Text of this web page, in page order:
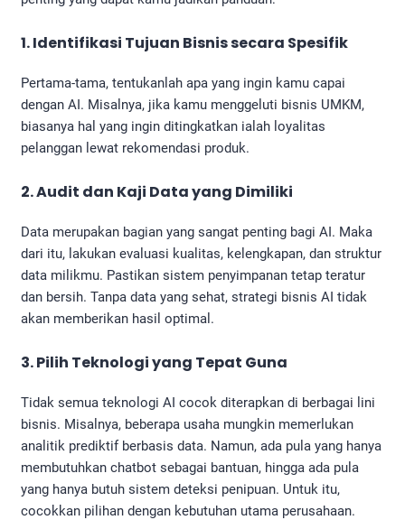
1. Identifikasi Tujuan Bisnis secara Spesifik
Pertama-tama, tentukanlah apa yang ingin kamu capai
dengan AI. Misalnya, jika kamu menggeluti bisnis UMKM,
biasanya hal yang ingin ditingkatkan ialah loyalitas
pelanggan lewat rekomendasi produk.
2. Audit dan Kaji Data yang Dimiliki
Data merupakan bagian yang sangat penting bagi AI. Maka
dari itu, lakukan evaluasi kualitas, kelengkapan, dan struktur
data milikmu. Pastikan sistem penyimpanan tetap teratur
dan bersih. Tanpa data yang sehat, strategi bisnis AI tidak
akan memberikan hasil optimal.
3. Pilih Teknologi yang Tepat Guna
Tidak semua teknologi AI cocok diterapkan di berbagai lini
bisnis. Misalnya, beberapa usaha mungkin memerlukan
analitik prediktif berbasis data. Namun, ada pula yang hanya
membutuhkan chatbot sebagai bantuan, hingga ada pula
yang hanya butuh sistem deteksi penipuan. Untuk itu,
cocokkan pilihan dengan kebutuhan utama perusahaan.